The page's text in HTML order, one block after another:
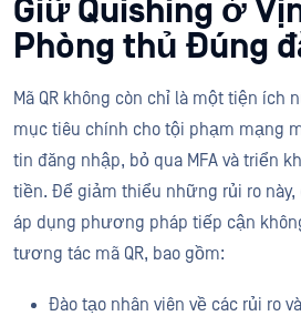
Giữ Quishing ở
Phòng thủ Đúng
Mã QR không còn chỉ là một tiện ích
mục tiêu chính cho tội phạm mạng
tin đăng nhập, bỏ qua MFA và triển
tiền. Để giảm thiểu những rủi ro này,
áp dụng phương pháp tiếp cận
tương tác mã QR, bao gồm:
Đào tạo nhân viên về các rủi ro